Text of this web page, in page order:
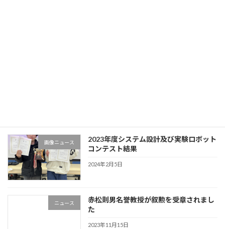
画像ニュース
2023年度システム設計及び実験ロボット
コンテスト結果
2024年2月5日
ニュース
赤松則男名誉教授が叙勲を受章されまし
た
2023年11月15日